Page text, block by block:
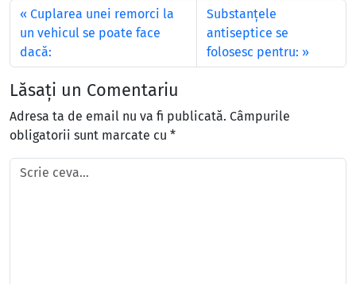
Cuplarea unei remorci la
un vehicul se poate face
dacă:
Substanțele
antiseptice se
folosesc pentru:
Lăsați un Comentariu
Adresa ta de email nu va fi publicată. Câmpurile
obligatorii sunt marcate cu *